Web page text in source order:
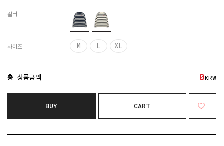
컬러
사이즈 M L XL
총 상품금액 0KRW
BUY CART